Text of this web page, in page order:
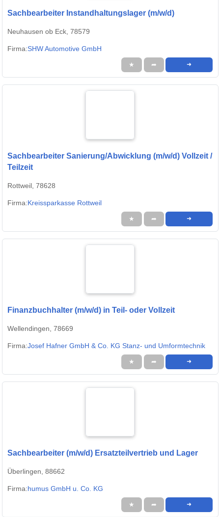
Sachbearbeiter Instandhaltungslager (m/w/d)
Neuhausen ob Eck, 78579
Firma:SHW Automotive GmbH
★ ➦ ➜
Sachbearbeiter Sanierung/Abwicklung (m/w/d) Vollzeit /
Teilzeit
Rottweil, 78628
Firma:Kreissparkasse Rottweil
★ ➦ ➜
Finanzbuchhalter (m/w/d) in Teil- oder Vollzeit
Wellendingen, 78669
Firma:Josef Hafner GmbH & Co. KG Stanz- und Umformtechnik
★ ➦ ➜
Sachbearbeiter (m/w/d) Ersatzteilvertrieb und Lager
Überlingen, 88662
Firma:humus GmbH u. Co. KG
★ ➦ ➜